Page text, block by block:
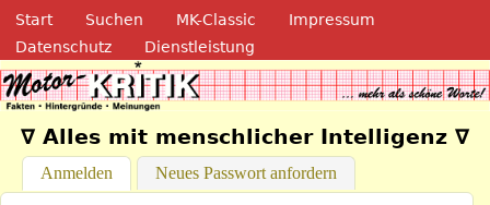
Direkt zum Inhalt
Navigation
Start Suchen MK-Classic
Impressum
Datenschutz
Dienstleistung
Motor-Kritik.de
∇ Alles mit menschlicher Intelligenz ∇
Anmelden (aktiver Reiter)
Neues Passwort anfordern